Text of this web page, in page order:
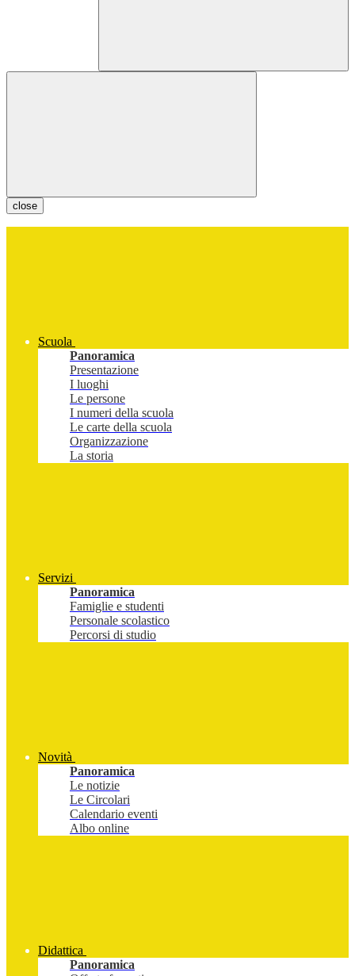
close
Scuola
Panoramica
Presentazione
I luoghi
Le persone
I numeri della scuola
Le carte della scuola
Organizzazione
La storia
Servizi
Panoramica
Famiglie e studenti
Personale scolastico
Percorsi di studio
Novità
Panoramica
Le notizie
Le Circolari
Calendario eventi
Albo online
Didattica
Panoramica